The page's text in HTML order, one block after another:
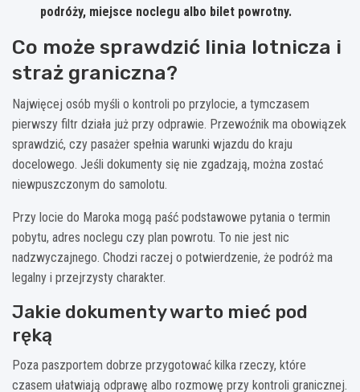
podróży, miejsce noclegu albo bilet powrotny.
Co może sprawdzić linia lotnicza i
straż graniczna?
Najwięcej osób myśli o kontroli po przylocie, a tymczasem
pierwszy filtr działa już przy odprawie. Przewoźnik ma obowiązek
sprawdzić, czy pasażer spełnia warunki wjazdu do kraju
docelowego. Jeśli dokumenty się nie zgadzają, można zostać
niewpuszczonym do samolotu.
Przy locie do Maroka mogą paść podstawowe pytania o termin
pobytu, adres noclegu czy plan powrotu. To nie jest nic
nadzwyczajnego. Chodzi raczej o potwierdzenie, że podróż ma
legalny i przejrzysty charakter.
Jakie dokumenty warto mieć pod
ręką
Poza paszportem dobrze przygotować kilka rzeczy, które
czasem ułatwiają odprawę albo rozmowę przy kontroli granicznej.